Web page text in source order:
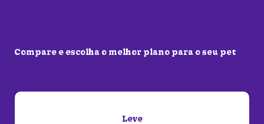
Compare e escolha o melhor plano para o seu pet
Leve